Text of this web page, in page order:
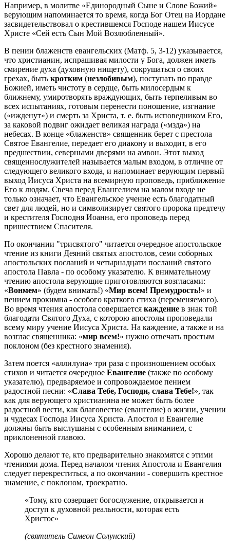
Например, в молитве «Единородный Сыне и Слове Божий»
верующим напоминается то время, когда Бог Отец на Иордане
засвидетельствовал о крестившемся Господе нашем Иисусе
Христе «Сей есть Сын Мой Возлюбленный».
В пении блаженств евангельских (Матф. 5, 3-12) указывается,
что христианин, испрашивая милости у Бога, должен иметь
смирение духа (духовную нищету), сокрушаться о своих
грехах, быть кротким (незлобивым), поступать по правде
Божией, иметь чистоту в сердце, быть милосердым к
ближнему, умиротворять враждующих, быть терпеливым во
всех испытаниях, готовым перенести поношение, изгнание
(«ижденут») и смерть за Христа, т. е. быть исповедником Его,
за каковой подвиг ожидает великая награда («мзда») на
небесах. В конце «блаженств» священник берет с престола
Святое Евангелие, передает его диакону и выходит, в его
предшествии, северными дверями на амвон. Этот выход
священнослужителей называется малым входом, в отличие от
следующего великого входа, и напоминает верующим первый
выход Иисуса Христа на всемирную проповедь, приближение
Его к людям. Свеча перед Евангелием на малом входе не
только означает, что Евангельское учение есть благодатный
свет для людей, но и символизирует святого пророка предтечу
и крестителя Господня Иоанна, его проповедь перед
пришествием Спасителя.
По окончании "трисвятого" читается очередное апостольское
чтение из книги Деяний святых апостолов, семи соборных
апостольских посланий и четырнадцати посланий святого
апостола Павла - по особому указателю. К внимательному
чтению апостола верующие приготовляются возгласами:
«Вонмем» (будем внимать!) «Мир всем! Премудрость!» и
пением прокимна - особого краткого стиха (переменяемого).
Во время чтения апостола совершается каждение в знак той
благодати Святого Духа, с которою апостолы проповедали
всему миру учение Иисуса Христа. На каждение, а также и на
возглас священника: «мир всем!» нужно отвечать простым
поклоном (без крестного знамения).
Затем поется «аллилуиа» три раза с произношением особых
стихов и читается очередное Евангелие (также по особому
указателю), предваряемое и сопровождаемое пением
радостной песни: «Слава Тебе, Господи, слава Тебе!», так
как для верующего христианина не может быть более
радостной вести, как благовестие (евангелие) о жизни, учении
и чудесах Господа Иисуса Христа. Апостол и Евангелие
должны быть выслушаны с особенным вниманием, с
приклоненной главою.
Хорошо делают те, кто предварительно знакомятся с этими
чтениями дома. Перед началом чтения Апостола и Евангелия
следует перекреститься, а по окончании - совершить крестное
знамение, с поклоном, троекратно.
«Тому, кто созерцает богослужение, открывается и
доступ к духовной реальности, которая есть
Христос»
(святитель Симеон Солунский)